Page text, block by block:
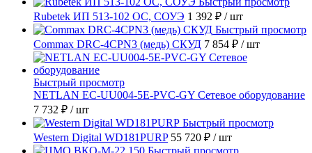
Rubetek ИП 513-102 ОС, СОУЭ 1 392 ₽ / шт
Быстрый просмотр
Commax DRC-4CPN3 (медь) СКУД 7 854 ₽ / шт
Быстрый просмотр
NETLAN EC-UU004-5E-PVC-GY Сетевое оборудование
7 732 ₽ / шт
Быстрый просмотр
Western Digital WD181PURP 55 720 ₽ / шт
Быстрый просмотр